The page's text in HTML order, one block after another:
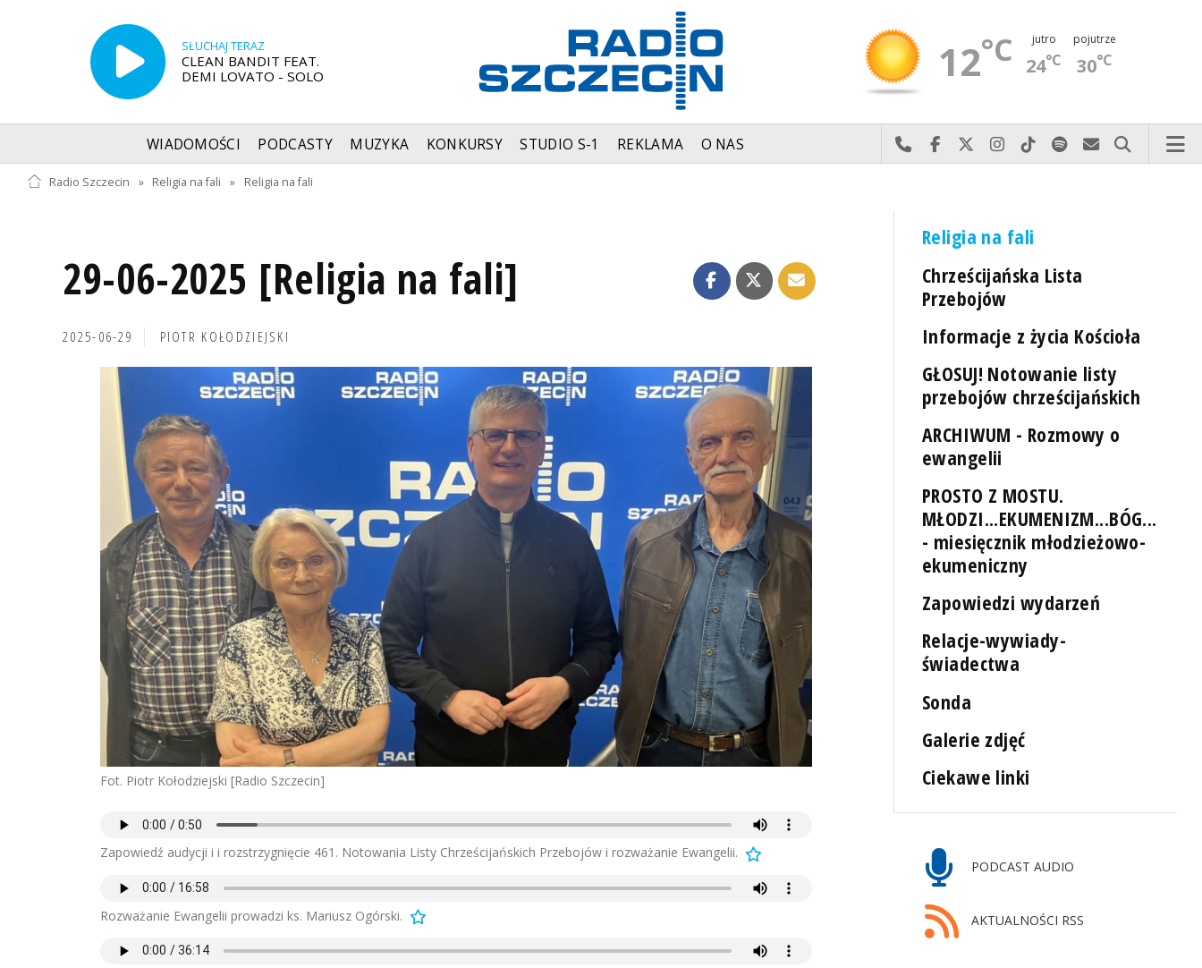
SŁUCHAJ TERAZ
CLEAN BANDIT FEAT.
DEMI LOVATO - SOLO
12°C jutro
24°C
pojutrze
30°C
WIADOMOŚCI PODCASTY MUZYKA KONKURSY STUDIO S-1 REKLAMA O NAS Najlepiej po prostu do nas zadzwoń
Odwiedź nas na Facebook-u
Odwiedź nas na X
Odwiedź nas na Instagram-ie
Odwiedź nas na TikTok-u
Szukaj nas na Spotify
Wyślij do nas
Szukaj
Radio Szczecin » Religia na fali » Religia na fali
29-06-2025 [Religia na fali]
2025-06-29 PIOTR KOŁODZIEJSKI
Fot. Piotr Kołodziejski [Radio Szczecin]
Zapowiedź audycji i i rozstrzygnięcie 461. Notowania Listy Chrześcijańskich Przebojów i rozważanie Ewangelii.
Rozważanie Ewangelii prowadzi ks. Mariusz Ogórski.
Religia na fali
Chrześcijańska Lista
Przebojów
Informacje z życia Kościoła
GŁOSUJ! Notowanie listy
przebojów chrześcijańskich
ARCHIWUM - Rozmowy o
ewangelii
PROSTO Z MOSTU.
MŁODZI...EKUMENIZM...BÓG...
- miesięcznik młodzieżowo-
ekumeniczny
Zapowiedzi wydarzeń
Relacje-wywiady-
świadectwa
Sonda
Galerie zdjęć
Ciekawe linki
PODCAST AUDIO
AKTUALNOŚCI RSS